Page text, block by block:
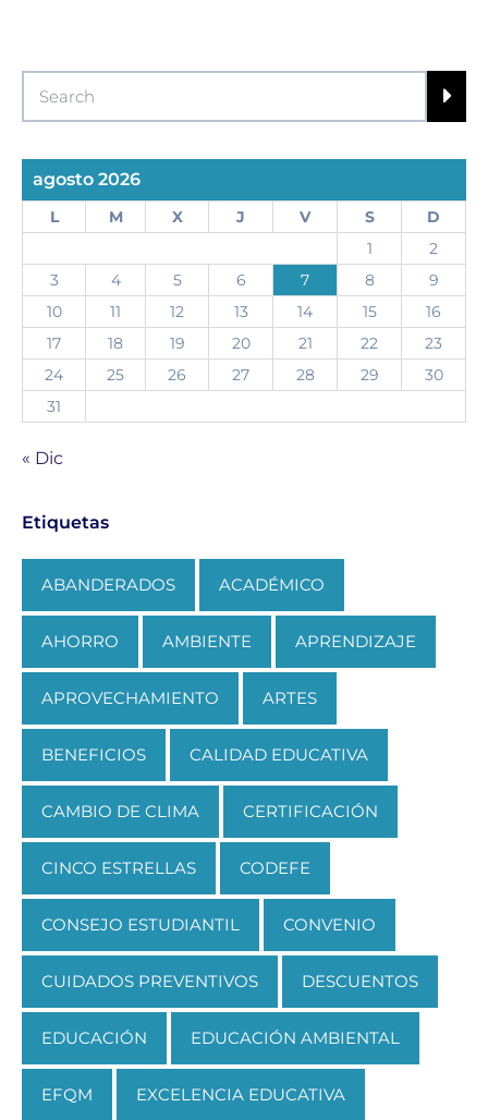
agosto 2026
L M X J V S
D
1
2
3
4 5 6 7 8
9
10
11 12 13 14 15
16
17
18 19 20 21 22
23
24
25 26 27 28 29
30
31
« Dic
Etiquetas
ABANDERADOS ACADÉMICO
AHORRO AMBIENTE APRENDIZAJE
APROVECHAMIENTO ARTES
BENEFICIOS CALIDAD EDUCATIVA
CAMBIO DE CLIMA CERTIFICACIÓN
CINCO ESTRELLAS CODEFE
CONSEJO ESTUDIANTIL CONVENIO
CUIDADOS PREVENTIVOS DESCUENTOS
EDUCACIÓN EDUCACIÓN AMBIENTAL
EFQM EXCELENCIA EDUCATIVA